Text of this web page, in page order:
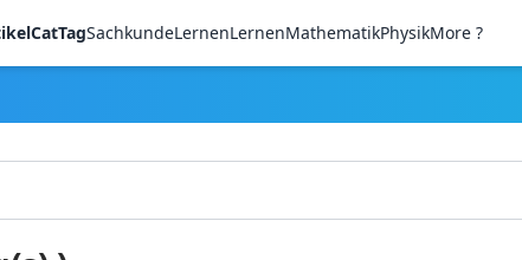
CatTagSachkundeLernenLernenMathematikPhysikMore ?